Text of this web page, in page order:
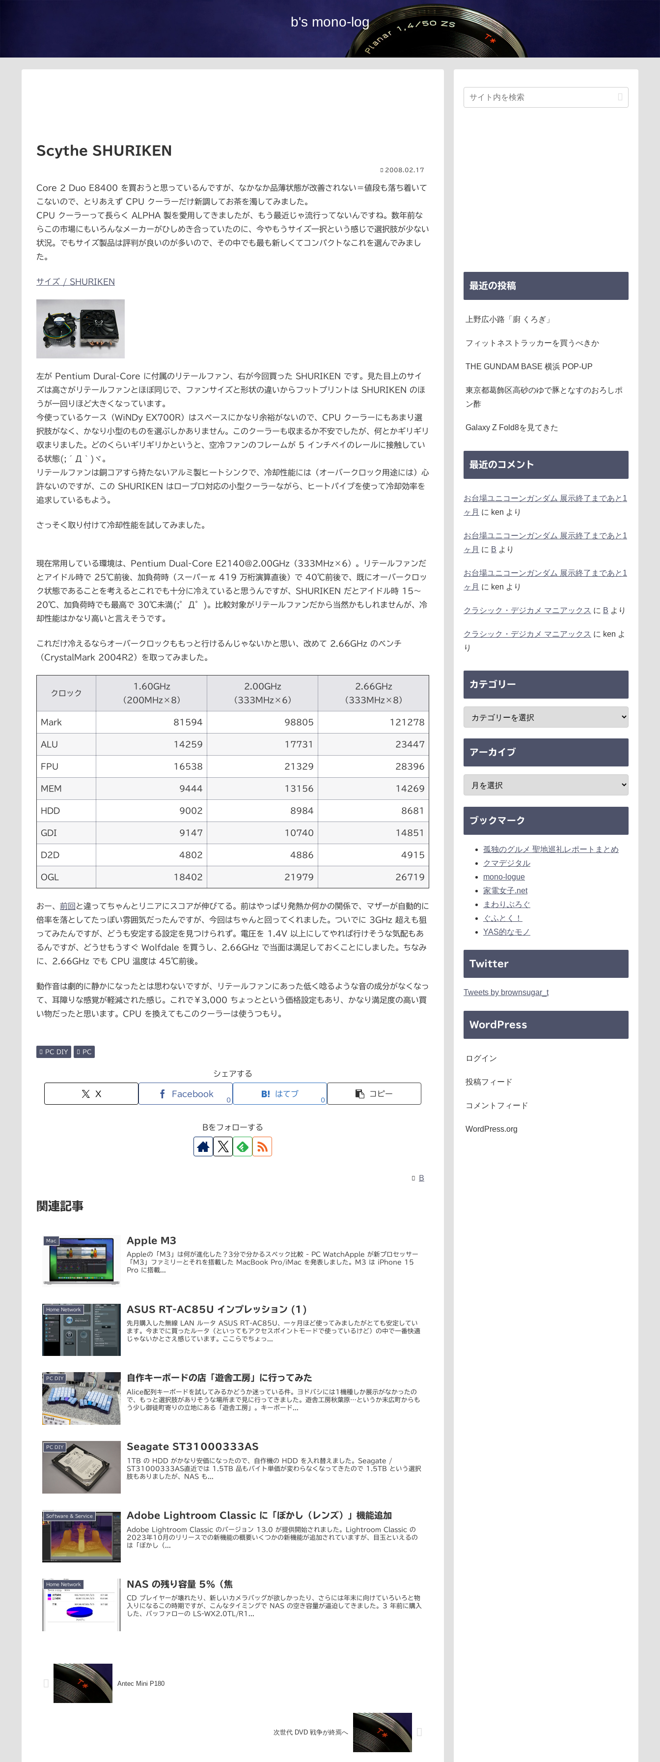
b's mono-log
Scythe SHURIKEN
2008.02.17
Core 2 Duo E8400 を買おうと思っているんですが、なかなか品薄状態が改善されない＝値段も落ち着いて
こないので、とりあえず CPU クーラーだけ新調してお茶を濁してみました。
CPU クーラーって長らく ALPHA 製を愛用してきましたが、もう最近じゃ流行ってないんですね。数年前な
らこの市場にもいろんなメーカーがひしめき合っていたのに、今やもうサイズ一択という感じで選択肢が少ない
状況。でもサイズ製品は評判が良いのが多いので、その中でも最も新しくてコンパクトなこれを選んでみまし
た。
サイズ / SHURIKEN
左が Pentium Dural-Core に付属のリテールファン、右が今回買った SHURIKEN です。見た目上のサイ
ズは高さがリテールファンとほぼ同じで、ファンサイズと形状の違いからフットプリントは SHURIKEN のほ
うが一回りほど大きくなっています。
今使っているケース（WiNDy EX700R）はスペースにかなり余裕がないので、CPU クーラーにもあまり選
択肢がなく、かなり小型のものを選ぶしかありません。このクーラーも収まるか不安でしたが、何とかギリギリ
収まりました。どのくらいギリギリかというと、空冷ファンのフレームが 5 インチベイのレールに接触してい
る状態(;´Д｀)ヾ。
リテールファンは銅コアすら持たないアルミ製ヒートシンクで、冷却性能には（オーバークロック用途には）心
許ないのですが、この SHURIKEN はロープロ対応の小型クーラーながら、ヒートパイプを使って冷却効率を
追求しているもよう。
さっそく取り付けて冷却性能を試してみました。
現在常用している環境は、Pentium Dual-Core E2140@2.00GHz（333MHz×6）。リテールファンだ
とアイドル時で 25℃前後、加負荷時（スーパーπ 419 万桁演算直後）で 40℃前後で、既にオーバークロッ
ク状態であることを考えるとこれでも十分に冷えていると思うんですが、SHURIKEN だとアイドル時 15～
20℃、加負荷時でも最高で 30℃未満(;゜Д゜)。比較対象がリテールファンだから当然かもしれませんが、冷
却性能はかなり高いと言えそうです。
これだけ冷えるならオーバークロックももっと行けるんじゃないかと思い、改めて 2.66GHz のベンチ
（CrystalMark 2004R2）を取ってみました。
クロック
1.60GHz
（200MHz×8）
2.00GHz
（333MHz×6）
2.66GHz
（333MHz×8）
Mark 81594 98805 121278
ALU 14259 17731 23447
FPU 16538 21329 28396
MEM 9444 13156 14269
HDD 9002 8984 8681
GDI 9147 10740 14851
D2D 4802 4886 4915
OGL 18402 21979 26719
おー、 前回 と違ってちゃんとリニアにスコアが伸びてる。前はやっぱり発熱か何かの関係で、マザーが自動的に
倍率を落としてたっぽい雰囲気だったんですが、今回はちゃんと回ってくれました。ついでに 3GHz 超えも狙
ってみたんですが、どうも安定する設定を見つけられず。電圧を 1.4V 以上にしてやれば行けそうな気配もあ
るんですが、どうせもうすぐ Wolfdale を買うし、2.66GHz で当面は満足しておくことにしました。ちなみ
に、2.66GHz でも CPU 温度は 45℃前後。
動作音は劇的に静かになったとは思わないですが、リテールファンにあった低く唸るような音の成分がなくなっ
て、耳障りな感覚が軽減された感じ。これで￥3,000 ちょっとという価格設定もあり、かなり満足度の高い買
い物だったと思います。CPU を換えてもこのクーラーは使うつもり。
PC DIY PC
シェアする
X Facebook
0
はてブ
0
コピー
Bをフォローする
B
関連記事
Mac Apple M3
Appleの「M3」は何が進化した？3分で分かるスペック比較 - PC WatchApple が新プロセッサー
「M3」ファミリーとそれを搭載した MacBook Pro/iMac を発表しました。M3 は iPhone 15
Pro に搭載...
Home Network ASUS RT-AC85U インプレッション (1)
先月購入した無線 LAN ルータ ASUS RT-AC85U、一ヶ月ほど使ってみましたがとても安定してい
ます。今までに買ったルータ（といってもアクセスポイントモードで使っているけど）の中で一番快適
じゃないかとさえ感じています。ここらでちょっ...
PC DIY 自作キーボードの店「遊舎工房」に行ってみた
Alice配列キーボードを試してみるかどうか迷っている件。ヨドバシには1機種しか展示がなかったの
で、もっと選択肢がありそうな場所まで見に行ってきました。遊舎工房秋葉原…というか末広町からも
う少し御徒町寄りの立地にある「遊舎工房」。キーボード...
PC DIY Seagate ST31000333AS
1TB の HDD がかなり安価になったので、自作機の HDD を入れ替えました。Seagate /
ST31000333AS直近では 1.5TB 品もバイト単価が変わらなくなってきたので 1.5TB という選択
肢もありましたが、NAS も...
Software & Service Adobe Lightroom Classic に「ぼかし（レンズ）」機能追加
Adobe Lightroom Classic のバージョン 13.0 が提供開始されました。Lightroom Classic の
2023年10月のリリースでの新機能の概要いくつかの新機能が追加されていますが、目玉といえるの
は「ぼかし（...
Home Network NAS の残り容量 5%（焦
CD プレイヤーが壊れたり、新しいカメラバッグが欲しかったり、さらには年末に向けていろいろと物
入りになるこの時期ですが、こんなタイミングで NAS の空き容量が逼迫してきました。3 年前に購入
した、バッファローの LS-WX2.0TL/R1...
Antec Mini P180
次世代 DVD 戦争が終焉へ
最近の投稿
上野広小路「廚 くろぎ」
フィットネストラッカーを買うべきか
THE GUNDAM BASE 横浜 POP-UP
東京都葛飾区高砂のゆで豚となすのおろしポ
ン酢
Galaxy Z Fold8を見てきた
最近のコメント
お台場ユニコーンガンダム 展示終了まであと1
ヶ月 に ken より
お台場ユニコーンガンダム 展示終了まであと1
ヶ月 に B より
お台場ユニコーンガンダム 展示終了まであと1
ヶ月 に ken より
クラシック・デジカメ マニアックス に B より
クラシック・デジカメ マニアックス に ken よ
り
カテゴリー
アーカイブ
ブックマーク
孤独のグルメ 聖地巡礼レポートまとめ
クマデジタル
mono-logue
家電女子.net
まわりぶろぐ
ぐふとく！
YAS的なモノ
Twitter
Tweets by brownsugar_t
WordPress
ログイン
投稿フィード
コメントフィード
WordPress.org